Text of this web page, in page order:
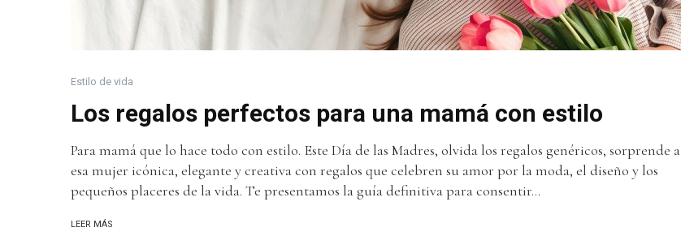
Estilo de vida
Los regalos perfectos para una mamá con estilo
Para mamá que lo hace todo con estilo. Este Día de las Madres, olvida los regalos genéricos, sorprende a
esa mujer icónica, elegante y creativa con regalos que celebren su amor por la moda, el diseño y los
pequeños placeres de la vida. Te presentamos la guía definitiva para consentir...
LEER MÁS